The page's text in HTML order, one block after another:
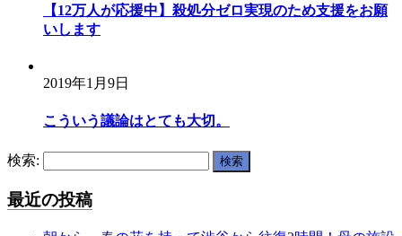
【12万人が応援中】殺処分ゼロ実現のため支援をお願
いします
2019年1月9日
こういう議論はとても大切。
検索:
最近の投稿